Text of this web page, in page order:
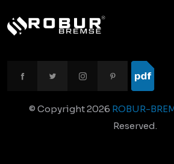
© Copyright2026 ROBUR-
Reserved.